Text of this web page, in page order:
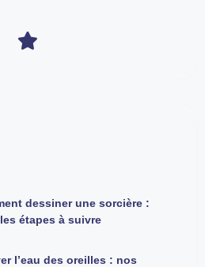
dessiner une sorcière :
étapes à suivre
l’eau des oreilles : nos